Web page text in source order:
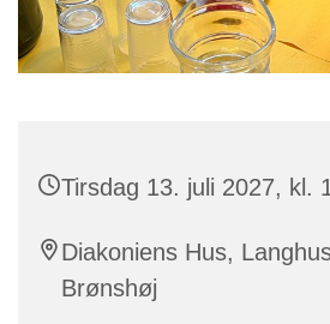
Tirsdag 13. juli 2027, kl.
Diakoniens Hus,
Brønshøj